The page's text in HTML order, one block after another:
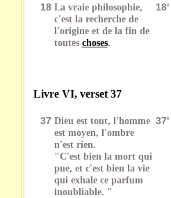
18 La vraie philosophie,
c'est la recherche de
l'origine et de la fin de
toutes choses.
18'
Livre VI, verset 37
37 Dieu est tout, l'homme
est moyen, l'ombre
n'est rien.
"C'est bien la mort qui
pue, et c'est bien la vie
qui exhale ce parfum
inoubliable. "
37'